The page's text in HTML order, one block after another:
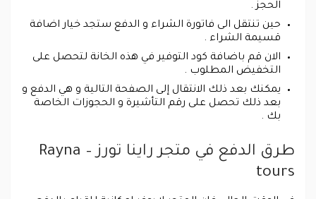
الحجز .
حين تنتقل الى فاتورة الشراء و الدفع ستجد خيار اضافة
قسيمة الشراء .
الان قم باضافة كود التوفير في هذه الخانة لتحصل على
التخفيض المطلوب .
يمكنك بعد ذلك الانتقال إلى الصفحة التالية و هي الدفع و
بعد ذلك تحصل على رقم التأشيرة و الحجوزات الخاصة
بك .
طرق الدفع في متجر راينا تورز – Rayna
tours